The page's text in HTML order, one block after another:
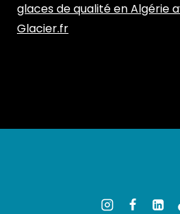
glaces de qualité en Algérie
Glacier.fr